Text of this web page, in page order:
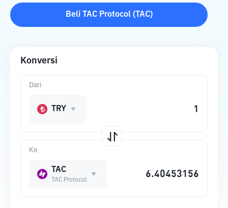
Beli TAC Protocol( TAC)
Konversi
Ke
TAC
TAC Protocol
Dari
TRY